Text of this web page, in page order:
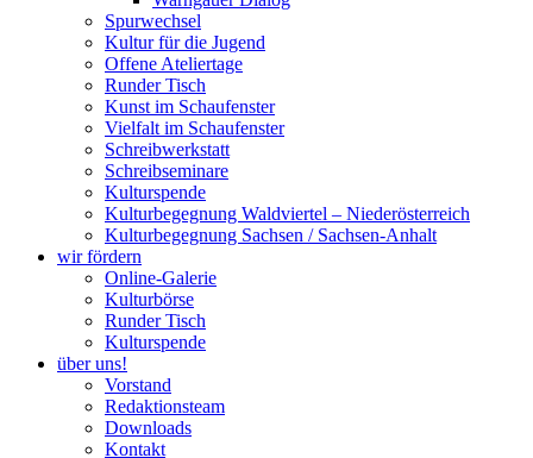
Spurwechsel
Kultur für die Jugend
Offene Ateliertage
Runder Tisch
Kunst im Schaufenster
Vielfalt im Schaufenster
Schreibwerkstatt
Schreibseminare
Kulturspende
Kulturbegegnung Waldviertel – Niederösterreich
Kulturbegegnung Sachsen / Sachsen-Anhalt
wir fördern
Online-Galerie
Kulturbörse
Runder Tisch
Kulturspende
über uns!
Vorstand
Redaktionsteam
Downloads
Kontakt